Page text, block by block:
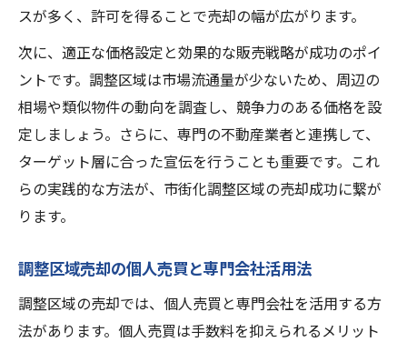
スが多く、許可を得ることで売却の幅が広がります。
次に、適正な価格設定と効果的な販売戦略が成功のポイ
ントです。調整区域は市場流通量が少ないため、周辺の
相場や類似物件の動向を調査し、競争力のある価格を設
定しましょう。さらに、専門の不動産業者と連携して、
ターゲット層に合った宣伝を行うことも重要です。これ
らの実践的な方法が、市街化調整区域の売却成功に繋が
ります。
調整区域売却の個人売買と専門会社活用法
調整区域の売却では、個人売買と専門会社を活用する方
法があります。個人売買は手数料を抑えられるメリット